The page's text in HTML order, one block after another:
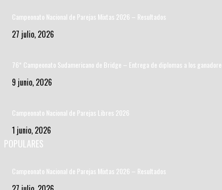
Campeonato Nacional de Parejas Mixtas 2026 – Resultados
27 julio, 2026
76* Campeonato Sudamericano de Bridge – Entrega de diplomas a los
9 junio, 2026
Campeonato Nacional de Parejas Libres 2026
1 junio, 2026
POPULARES
Campeonato Nacional de Parejas Mixtas 2026 – Resultados